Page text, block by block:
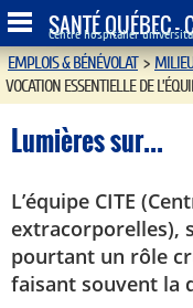
SANTÉ QUÉBEC -
Centre hospitalier
EMPLOIS & BÉNÉVOLAT>
VOCATION ESSENTIELLE DE
Lumières sur...
L’équipe CITE
extracorporelles),
pourtant un rôle
faisant souvent la